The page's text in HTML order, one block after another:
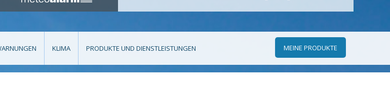
KLIMA PRODUKTE UND DIENSTLEISTUNGEN MEINE PRODUKTE